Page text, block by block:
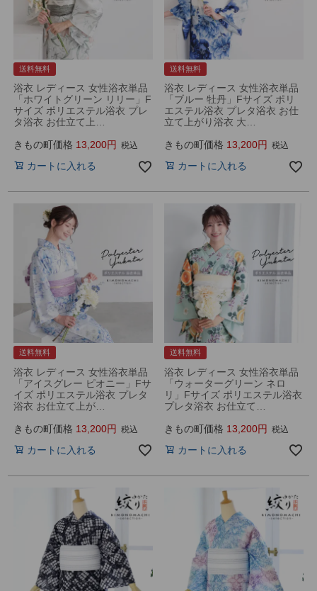
送料無料
浴衣 レディース 女性浴衣単品
「ホワイトグリーン リリー」F
サイズ ポリエステル浴衣 プレ
タ浴衣 お仕立て上…
きもの町価格 13,200 税込
カートに入れる
送料無料
浴衣 レディース 女性浴衣単品
「ブルー 牡丹」Fサイズ ポリ
エステル浴衣 プレタ浴衣 お仕
立て上がり浴衣 大…
きもの町価格 13,200 税込
カートに入れる
送料無料
浴衣 レディース 女性浴衣単品
「アイスグレー ピオニー」Fサ
イズ ポリエステル浴衣 プレタ
浴衣 お仕立て上が…
きもの町価格 13,200 税込
カートに入れる
送料無料
浴衣 レディース 女性浴衣単品
「ウォーターグリーン ネロ
リ」Fサイズ ポリエステル浴衣
プレタ浴衣 お仕立て…
きもの町価格 13,200 税込
カートに入れる